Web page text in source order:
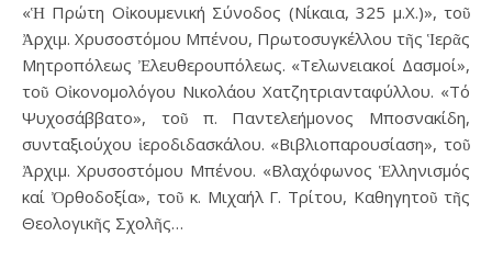
«Ἡ Πρώτη Οἰκουμενική Σύνοδος (Νίκαια, 325 μ.Χ.)», τοῦ
Ἀρχιμ. Χρυσοστόμου Μπένου, Πρωτοσυγκέλλου τῆς Ἱερᾶς
Μητροπόλεως Ἐλευθερουπόλεως. «Τελωνειακοί Δασμοί»,
τοῦ Οἰκονομολόγου Νικολάου Χατζητριανταφύλλου. «Τό
Ψυχοσάββατο», τοῦ π. Παντελεήμονος Μποσνακίδη,
συνταξιούχου ἱεροδιδασκάλου. «Βιβλιοπαρουσίαση», τοῦ
Ἀρχιμ. Χρυσοστόμου Μπένου. «Βλαχόφωνος Ἑλληνισμός
καί Ὀρθοδοξία», τοῦ κ. Μιχαήλ Γ. Τρίτου, Καθηγητοῦ τῆς
Θεολογικῆς Σχολῆς…